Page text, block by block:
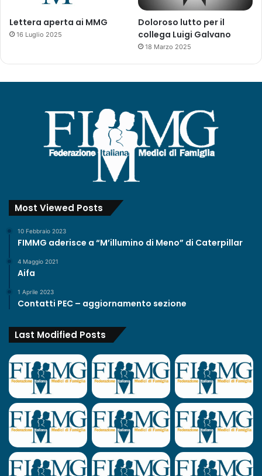
Lettera aperta ai MMG
16 Luglio 2025
Doloroso lutto per il
collega Luigi Galvano
18 Marzo 2025
Most Viewed Posts
10 Febbraio 2023
FIMMG aderisce a “M’illumino di Meno” di Caterpillar
4 Maggio 2021
Aifa
1 Aprile 2023
Contatti PEC – aggiornamento sezione
Last Modified Posts